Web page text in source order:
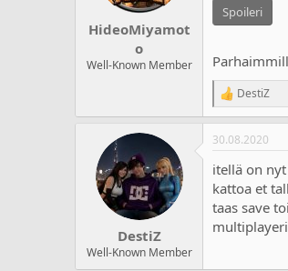
s
:
HideoMiyamot
o
Well-Known Member
Spoileri
R
e
a
c
i
o
s
:
DestiZ
DestiZ
Well-Known Member
30.08.2020
itellä on
kattoa et
taas save